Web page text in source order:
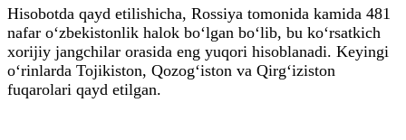
Hisobotda qayd etilishicha, Rossiya tomonida kamida 481
nafar o‘zbekistonlik halok bo‘lgan bo‘lib, bu ko‘rsatkich
xorijiy jangchilar orasida eng yuqori hisoblanadi. Keyingi
o‘rinlarda Tojikiston, Qozog‘iston va Qirg‘iziston
fuqarolari qayd etilgan.